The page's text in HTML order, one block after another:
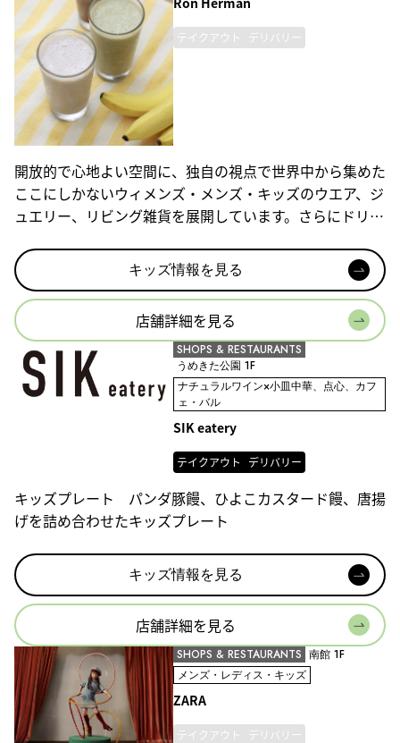
テイクアウト デリバリー
開放的で心地よい空間に、独自の視点で世界中から集めた
ここにしかないウィメンズ・メンズ・キッズのウエア、ジ
ュエリー、リビング雑貨を展開しています。さらにドリン
キッズ情報を見る
店舗詳細を見る
SHOPS & RESTAURANTS
うめきた公園 1F
ナチュラルワイン×小皿中華、点心、カフ
ェ・バル
SIK eatery
テイクアウト デリバリー
キッズプレート パンダ豚饅、ひよこカスタード饅、唐揚
げを詰め合わせたキッズプレート
キッズ情報を見る
店舗詳細を見る
SHOPS & RESTAURANTS 南館 1F
メンズ・レディス・キッズ
ZARA
テイクアウト デリバリー